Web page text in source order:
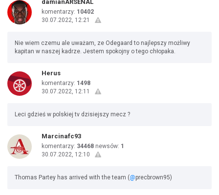
damianARSENAL
komentarzy: 10402
30.07.2022, 12:21
Nie wiem czemu ale uważam, ze Odegaard to najlepszy możliwy
kapitan w naszej kadrze. Jestem spokojny o tego chłopaka.
Herus
komentarzy: 1498
30.07.2022, 12:11
Leci gdzieś w polskiej tv dzisiejszy mecz ?
Marcinafc93
komentarzy: 34468 newsów: 1
30.07.2022, 12:10
Thomas Partey has arrived with the team (@precbrown95)